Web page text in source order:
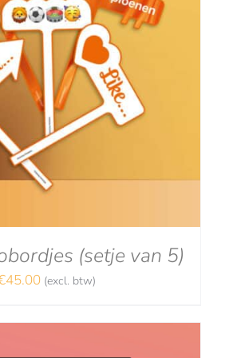
(setje van 5)
45.00 (excl. btw)